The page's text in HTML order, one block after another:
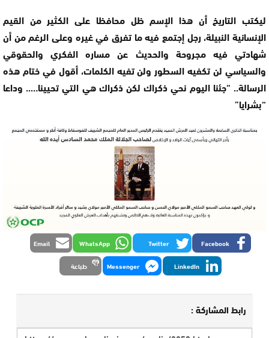
ليكتب التاريخ أن هذا الإسم ظل محافظا على الكثير من القيم
الإنسانية النبيلة، رجل إجتمع فيه ما تفرق في غيره وعلى الرغم من أن
شهادتي فيه مجروحة والحديث عن مساره الفكري والحقوقي
والسياسي لن تكفيه السطور ولن تفيه الكلمات، أقول في ختام هذه
الرسالة.. “جئنا اليوم نحي ذكراك لكن ذكراك هي التي تحيينا….. وداعا
“بشرايا”
Facebook
Twitter
WhatsApp
Email
LinkedIn
Messenger طباعة
رابط المشاركة :